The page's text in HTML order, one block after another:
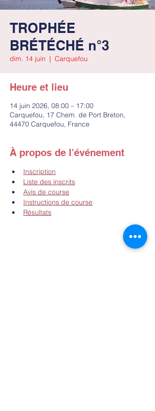
TROPHÉE
BRÉTÉCHÉ n°3
dim. 14 juin
  |
Carquefou
Heure et lieu
14 juin 2026, 08:00 – 17:00
Carquefou, 17 Chem. de Port Breton,
44470 Carquefou, France
À propos de l'événement
Inscription
Liste des inscrits
Avis de course
Instructions de course
Résultats